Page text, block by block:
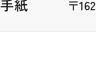
紙 〒